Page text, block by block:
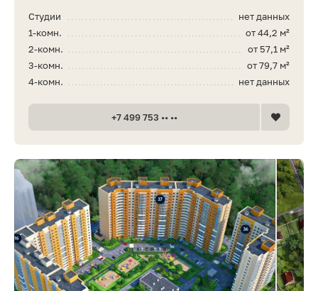
нет данных
Студии
от 44,2 м²
1-комн.
от 57,1 м²
2-комн.
от 79,7 м²
3-комн.
нет данных
4-комн.
+7 499 753 •• ••